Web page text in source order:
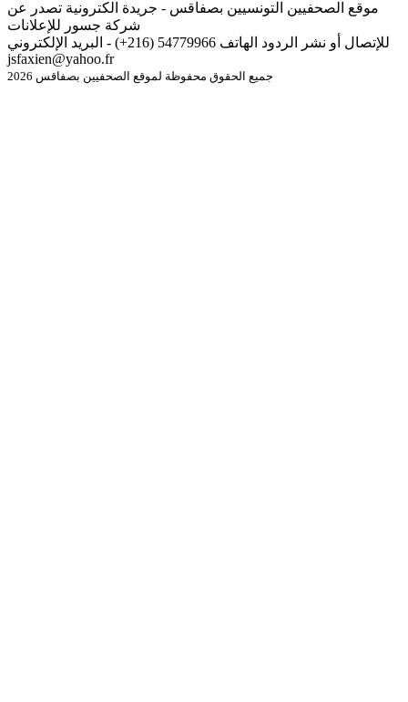
موقع الصحفيين التونسيين بصفاقس - جريدة الكترونية تصدر عن
شركة جسور للإعلانات
للإتصال أو نشر الردود الهاتف 54779966 (216+) - البريد الإلكتروني
jsfaxien@yahoo.fr
جميع الحقوق محفوظة لموقع الصحفيين بصفاقس 2026